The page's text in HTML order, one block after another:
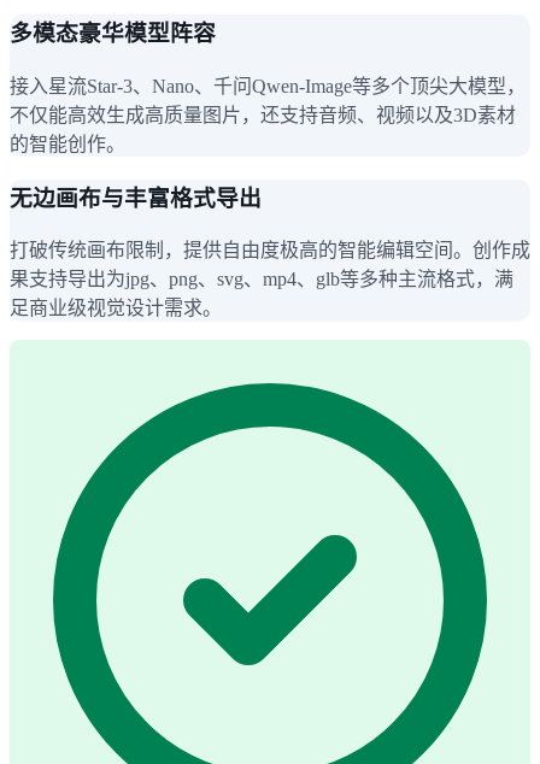
多模态豪华模型阵容
接入星流Star-3、Nano、千问Qwen-Image等多个顶尖大模型，
不仅能高效生成高质量图片，还支持音频、视频以及3D素材
的智能创作。
无边画布与丰富格式导出
打破传统画布限制，提供自由度极高的智能编辑空间。创作成
果支持导出为jpg、png、svg、mp4、glb等多种主流格式，满
足商业级视觉设计需求。